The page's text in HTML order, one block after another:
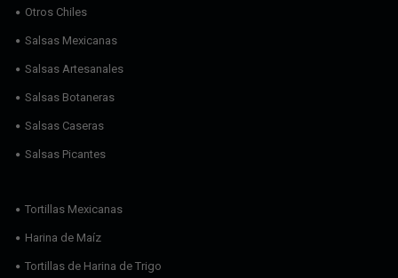
Otros Chiles
Salsas Mexicanas
Salsas Artesanales
Salsas Botaneras
Salsas Caseras
Salsas Picantes
Tortillas Mexicanas
Harina de Maíz
Tortillas de Harina de Trigo